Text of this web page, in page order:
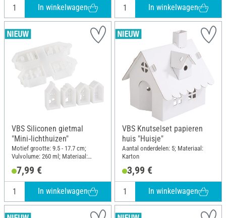
In winkelwagen In winkelwagen
VBS Siliconen gietmal
"Mini‑lichthuizen"
Motief grootte: 9.5 - 17.7 cm;
Vulvolume: 260 ml; Materiaal:
7,99 €
In winkelwagen
VBS Knutselset papieren
huis "Huisje"
Aantal onderdelen: 5; Materiaal:
Karton
3,99 €
In winkelwagen